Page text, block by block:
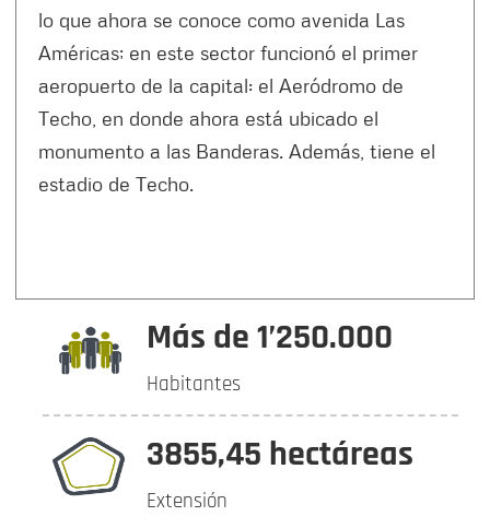
lo que ahora se conoce como avenida Las
Américas; en este sector funcionó el primer
aeropuerto de la capital: el Aeródromo de
Techo, en donde ahora está ubicado el
monumento a las Banderas. Además, tiene el
estadio de Techo.
Más de 1’250.000
Habitantes
3855,45 hectáreas
Extensión